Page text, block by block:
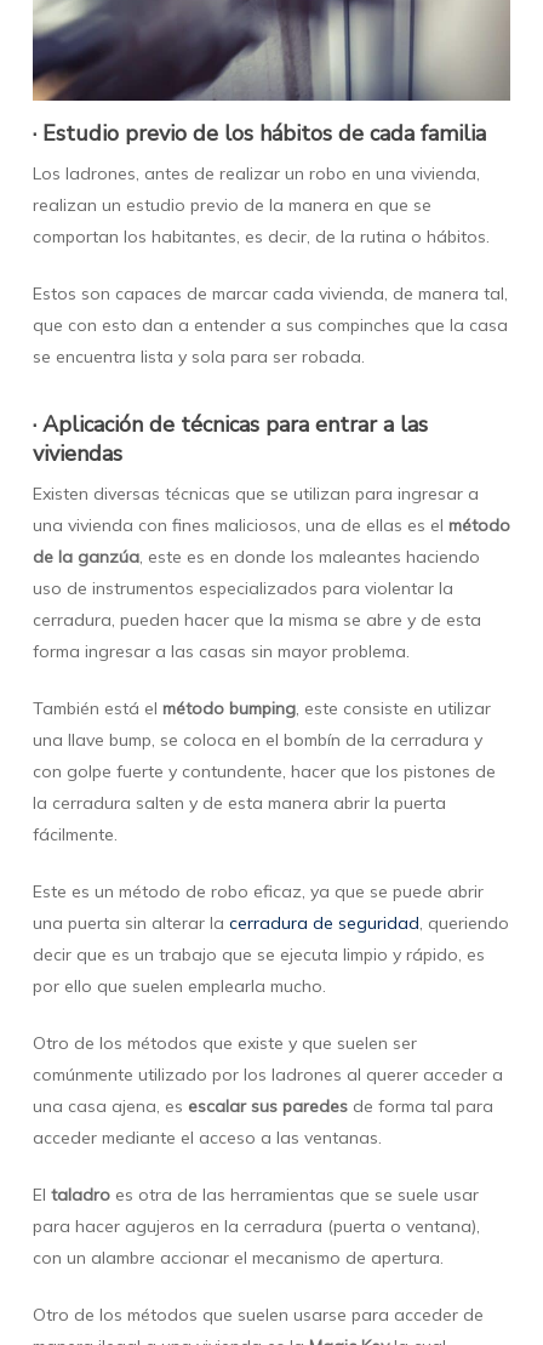
· Estudio previo de los hábitos de cada familia
Los ladrones, antes de realizar un robo en una vivienda,
realizan un estudio previo de la manera en que se
comportan los habitantes, es decir, de la rutina o hábitos.
Estos son capaces de marcar cada vivienda, de manera tal,
que con esto dan a entender a sus compinches que la casa
se encuentra lista y sola para ser robada.
· Aplicación de técnicas para entrar a las
viviendas
Existen diversas técnicas que se utilizan para ingresar a
una vivienda con fines maliciosos, una de ellas es el método
de la ganzúa, este es en donde los maleantes haciendo
uso de instrumentos especializados para violentar la
cerradura, pueden hacer que la misma se abre y de esta
forma ingresar a las casas sin mayor problema.
También está el método bumping, este consiste en utilizar
una llave bump, se coloca en el bombín de la cerradura y
con golpe fuerte y contundente, hacer que los pistones de
la cerradura salten y de esta manera abrir la puerta
fácilmente.
Este es un método de robo eficaz, ya que se puede abrir
una puerta sin alterar la cerradura de seguridad, queriendo
decir que es un trabajo que se ejecuta limpio y rápido, es
por ello que suelen emplearla mucho.
Otro de los métodos que existe y que suelen ser
comúnmente utilizado por los ladrones al querer acceder a
una casa ajena, es escalar sus paredesde forma tal para
acceder mediante el acceso a las ventanas.
El taladro es otra de las herramientas que se suele usar
para hacer agujeros en la cerradura (puerta o ventana),
con un alambre accionar el mecanismo de apertura.
Otro de los métodos que suelen usarse para acceder de